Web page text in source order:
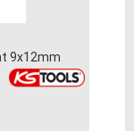
9x12mm